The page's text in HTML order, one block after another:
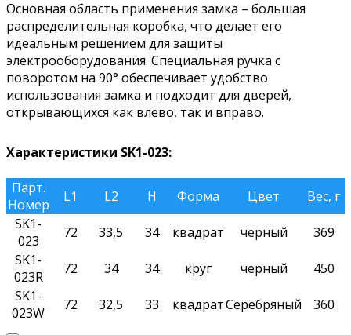
Основная область применения замка – большая
распределительная коробка, что делает его
идеальным решением для защиты
электрооборудования. Специальная ручка с
поворотом на 90° обеспечивает удобство
использования замка и подходит для дверей,
открывающихся как влево, так и вправо.
Характеристики SK1-023:
Парт.
Номер
L1 L2 H Форма Цвет
Вес, г
SK1-
023
72 33,5 34 квадрат черный
369
SK1-
023R
72 34 34 круг черный
450
SK1-
023W
72 32,5 33 квадратСеребряный 360